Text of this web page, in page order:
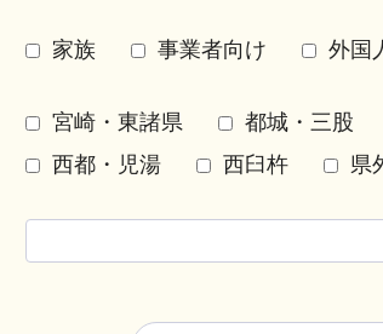
家族 事業者向け 外国
宮崎・東諸県 都城・三股
西都・児湯
西臼杵 県